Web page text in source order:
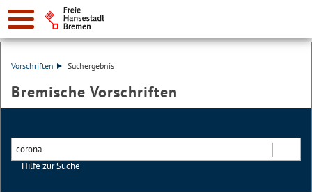
Vorschriften Suchergebnis
Bremische Vorschriften
Hilfe zur Suche